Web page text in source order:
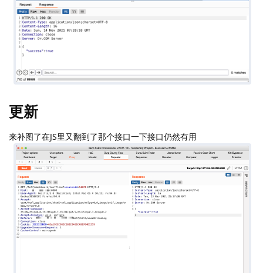
更新
来补图了在JS里又翻到了那个接口一下接口仍然有用